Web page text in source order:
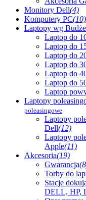
Monitory Dell(4)
Komputery PC(10)
Laptopy wg
Laptop do
Laptop do
Laptop do
Laptop do
Laptop do
Laptop do
Laptop
Laptopy
poleasingowe
Laptopy
Dell(12)
Laptopy
Apple(11)
Akcesoria(19)
Gwarancja
Torby do
Stacje
DELL, HP,